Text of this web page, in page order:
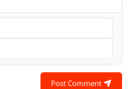
Post Comment